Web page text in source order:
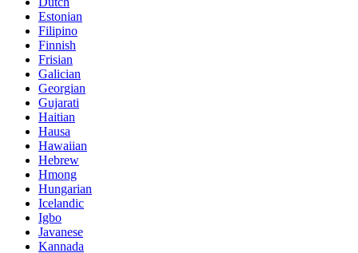
Estonian
Filipino
Finnish
Frisian
Galician
Georgian
Gujarati
Haitian
Hausa
Hawaiian
Hebrew
Hmong
Hungarian
Icelandic
Igbo
Javanese
Kannada